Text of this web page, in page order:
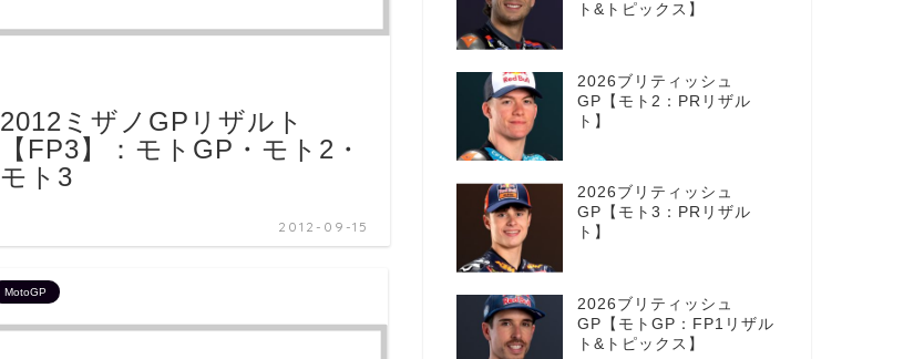
2012ミザノGPリザルト
【FP3】：モトGP・モト2・
モト3
2012-09-15
MotoGP
ト&トピックス】
2026ブリティッシュ
GP【モト2：PRリザル
ト】
2026ブリティッシュ
GP【モト3：PRリザル
ト】
2026ブリティッシュ
GP【モトGP：FP1リザル
ト&トピックス】